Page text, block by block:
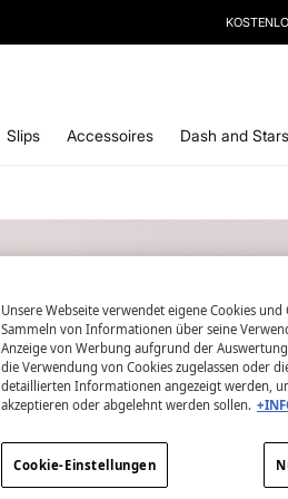
UNSEREN NEWSLETTER UND
Slips Accessoires Dash and Stars
Unsere Webseite verwendet eigene Cookies
Sammeln von Informationen über seine
Anzeige von Werbung aufgrund der
die Verwendung von Cookies zugelassen oder
detaillierten Informationen angezeigt werden,
akzeptieren oder abgelehnt werden sollen.
Cookie-Einstellungen